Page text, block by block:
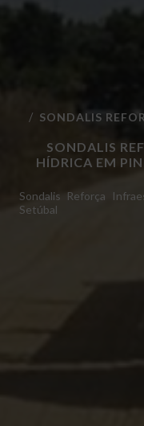
SONDALIS
SONDALIS
HÍDRICA EM
Sondalis Reforça
Setúbal